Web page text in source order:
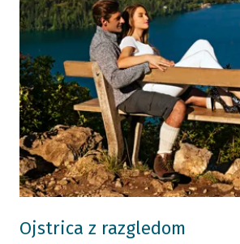
Ojstrica z razgledom